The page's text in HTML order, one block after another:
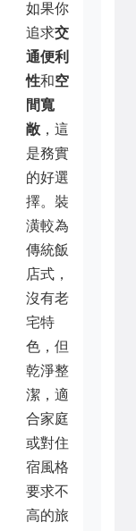
如果你
追求交
通便利
性和空
間寬
敞 ，這
是務實
的好選
擇。裝
潢較為
傳統飯
店式，
沒有老
宅特
色，但
乾淨整
潔，適
合家庭
或對住
宿風格
要求不
高的旅